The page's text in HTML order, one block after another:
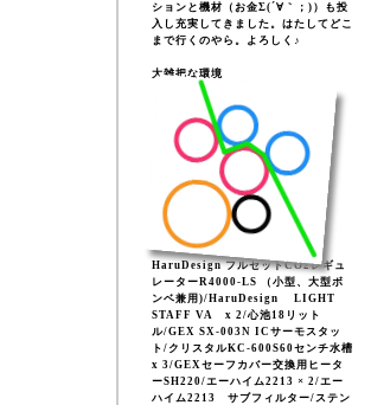
ションと機材（お金Σ(´∀｀；)）も投
入し充実してきました。はたしてどこ
まで行くのやら。よろしく♪
大雑把な環境
HaruDesign フルセットCO2レギュ
レーターR4000-LS （小型、大型ボ
ンベ兼用)/HaruDesign LIGHT
STAFF VA x 2/心池18リット
ル/GEX SX-003N ICサーモスタッ
ト/クリスタルKC-600S60センチ水槽
x 3/GEXセーフカバー交換用ヒータ
ーSH220/エーハイム2213 × 2/エー
ハイム2213 サブフィルター/ステン